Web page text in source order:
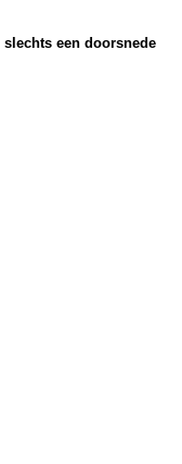
een doorsnede